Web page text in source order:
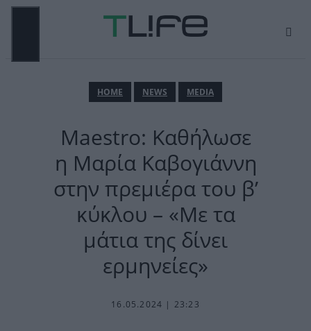
Μετάβαση
ΗΟΜΕ NEWS MEDIA
Maestro: Καθήλωσε
η Μαρία Καβογιάννη
στην πρεμιέρα του β’
κύκλου – «Με τα
μάτια της δίνει
ερμηνείες»
16.05.2024 | 23:23